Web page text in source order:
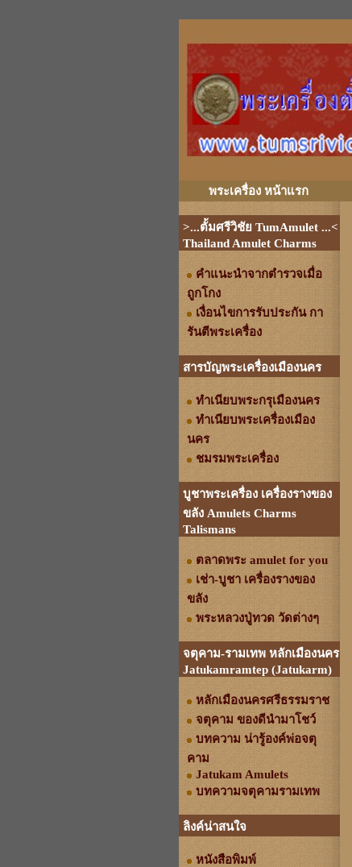
พระเครื่อง หน้าแรก
>...ตั้มศรีวิชัย TumAmulet ...<
Thailand Amulet Charms
คำแนะนำจากตำรวจเมื่อ
ถูกโกง
เงื่อนไขการรับประกัน กา
รันตีพระเครื่อง
สารบัญพระเครื่องเมืองนคร
ทำเนียบพระกรุเมืองนคร
ทำเนียบพระเครื่องเมือง
นคร
ชมรมพระเครื่อง
บูชาพระเครื่อง เครื่องรางของ
ขลัง Amulets Charms
Talismans
ตลาดพระ amulet for you
เช่า-บูชา เครื่องรางของ
ขลัง
พระหลวงปู่ทวด วัดต่างๆ
จตุคาม-รามเทพ หลักเมืองนคร
Jatukamramtep (Jatukarm)
หลักเมืองนครศรีธรรมราช
จตุคาม ของดีนำมาโชว์
บทความ น่ารู้องค์พ่อจตุ
คาม
Jatukam Amulets
บทความจตุคามรามเทพ
ลิงค์น่าสนใจ
หนังสือพิมพ์